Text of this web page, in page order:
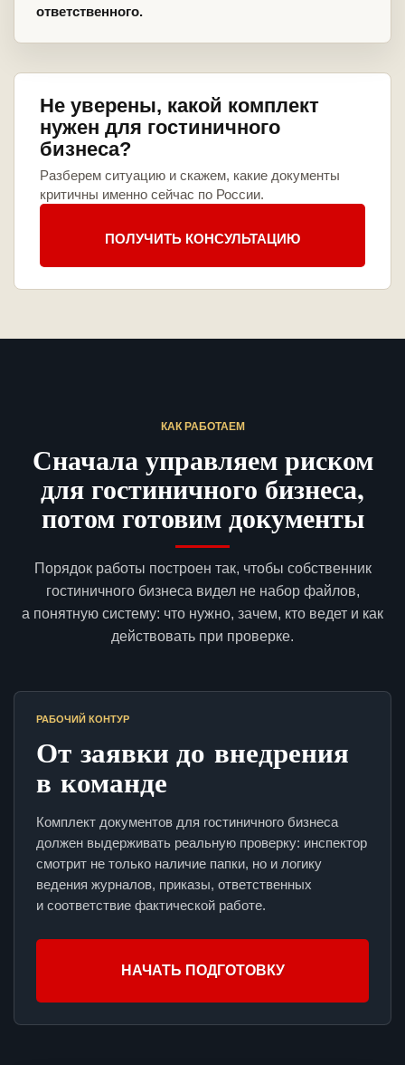
ответственного.
Не уверены, какой комплект
нужен для гостиничного
бизнеса?
Разберем ситуацию и скажем, какие документы
критичны именно сейчас по России.
ПОЛУЧИТЬ КОНСУЛЬТАЦИЮ
КАК РАБОТАЕМ
Сначала управляем риском
для гостиничного бизнеса,
потом готовим документы
Порядок работы построен так, чтобы собственник
гостиничного бизнеса видел не набор файлов,
а понятную систему: что нужно, зачем, кто ведет и как
действовать при проверке.
РАБОЧИЙ КОНТУР
От заявки до внедрения
в команде
Комплект документов для гостиничного бизнеса
должен выдерживать реальную проверку: инспектор
смотрит не только наличие папки, но и логику
ведения журналов, приказы, ответственных
и соответствие фактической работе.
НАЧАТЬ ПОДГОТОВКУ